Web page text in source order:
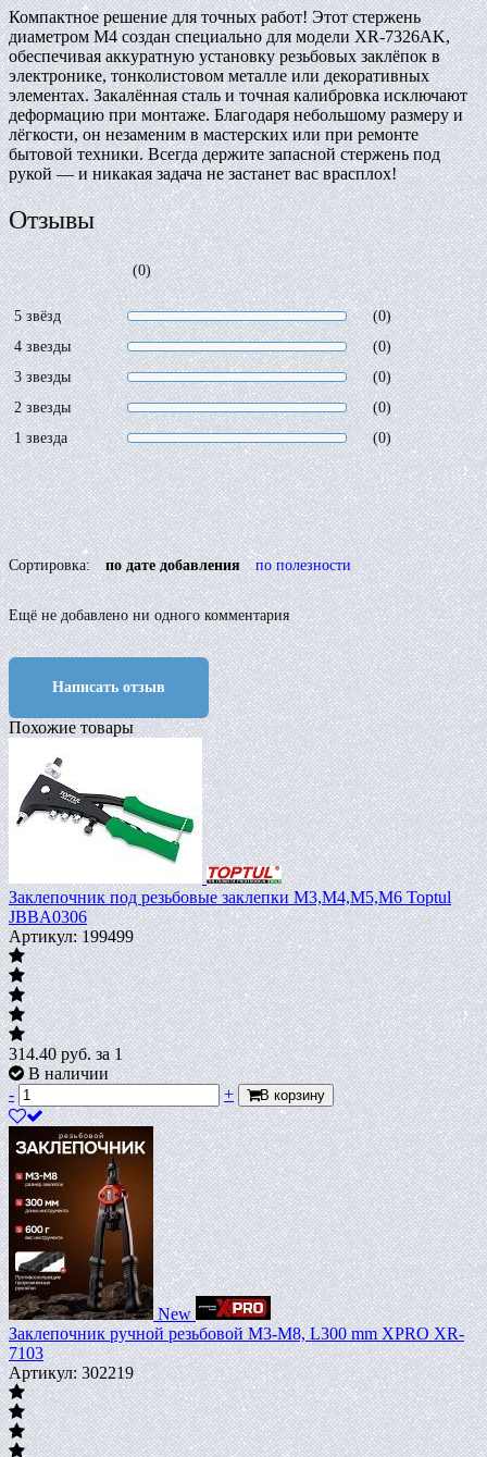
Компактное решение для точных работ! Этот стержень
диаметром М4 создан специально для модели XR-7326AK,
обеспечивая аккуратную установку резьбовых заклёпок в
электронике, тонколистовом металле или декоративных
элементах. Закалённая сталь и точная калибровка исключают
деформацию при монтаже. Благодаря небольшому размеру и
лёгкости, он незаменим в мастерских или при ремонте
бытовой техники. Всегда держите запасной стержень под
рукой — и никакая задача не застанет вас врасплох!
Отзывы
(0)
5 звёзд
(0)
4 звезды
(0)
3 звезды
(0)
2 звезды
(0)
1 звезда
(0)
Сортировка: по дате добавления по полезности
Ещё не добавлено ни одного комментария
Написать отзыв
Похожие товары
Заклепочник под резьбовые заклепки M3,M4,M5,M6 Toptul
JBBA0306
Артикул: 199499
314.40руб.за 1
В наличии
-
+ В корзину
New
Заклепочник ручной резьбовой М3-М8, L300 mm XPRO XR-
7103
Артикул: 302219